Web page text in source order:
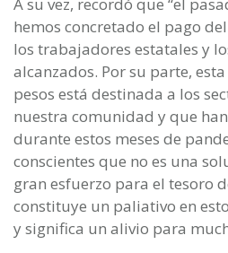
hemos concretado el pago
los trabajadores estatales y
alcanzados. Por su parte,
pesos está destinada a los
nuestra comunidad y que
durante estos meses de
conscientes que no es una
gran esfuerzo para el tesoro
constituye un paliativo en
y significa un alivio para